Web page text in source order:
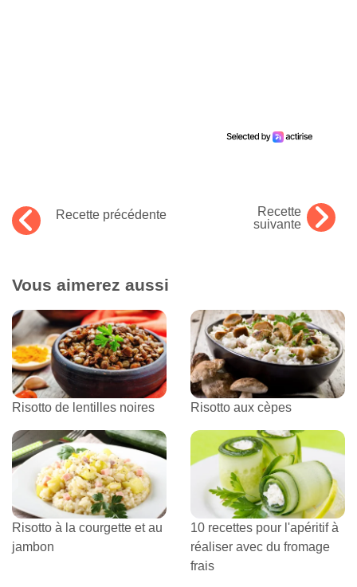
Recette précédente
Recette
suivante
Vous aimerez aussi
Risotto de lentilles noires Risotto aux cèpes
Risotto à la courgette et au
jambon
10 recettes pour l'apéritif à
réaliser avec du fromage
frais